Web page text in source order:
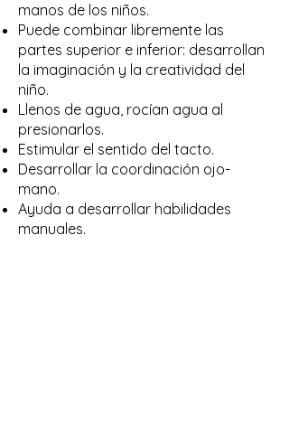
manos de los niños.
Puede combinar libremente las
partes superior e inferior: desarrollan
la imaginación y la creatividad del
niño.
Llenos de agua, rocían agua al
presionarlos.
Estimular el sentido del tacto.
Desarrollar la coordinación ojo-
mano.
Ayuda a desarrollar habilidades
manuales.